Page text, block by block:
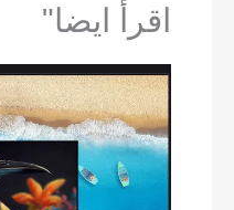
اقرأ ايضا"